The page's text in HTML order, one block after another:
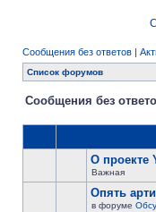
Сообщения без ответов |
Список форумов
Сообщения без
О проекте
Важная
Опять
в форуме